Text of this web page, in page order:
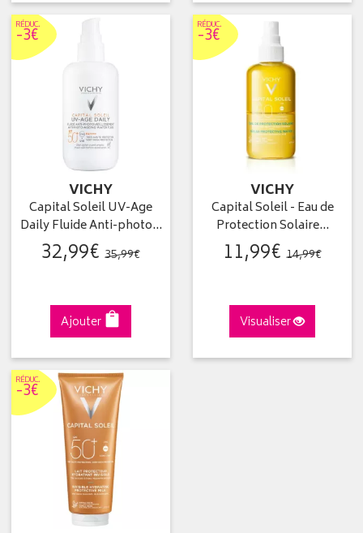
RÉDUC.
-3€
VICHY
Capital Soleil UV-Age
Daily Fluide Anti-photo…
32,99€ 35,99€
Ajouter
RÉDUC.
-3€
VICHY
Capital Soleil - Eau de
Protection Solaire…
11,99€ 14,99€
Visualiser
RÉDUC.
-3€